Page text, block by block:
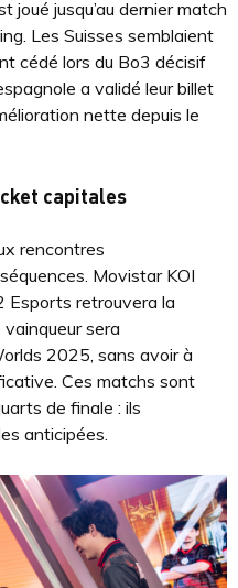
joué jusqu’au dernier match
Les Suisses semblaient
cédé lors du Bo3 décisif
a validé leur billet
nette depuis le
capitales
rencontres
Movistar KOI
Esports retrouvera la
sera
2025, sans avoir à
Ces matchs sont
de finale : ils
anticipées.